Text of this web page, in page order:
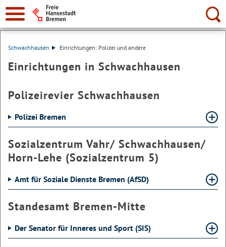
Suche:
Schwachhausen Einrichtungen: Polizei und andere
Einrichtungen in Schwachhausen
Polizeirevier Schwachhausen
Polizei Bremen
Sozialzentrum Vahr/ Schwachhausen/
Horn-Lehe (Sozialzentrum 5)
Amt für Soziale Dienste Bremen (AfSD)
Standesamt Bremen-Mitte
Der Senator für Inneres und Sport (SIS)